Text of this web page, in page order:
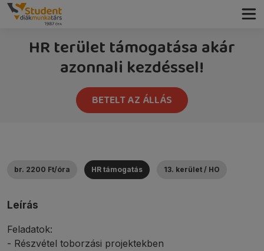
HR terület támogatása akár
azonnali kezdéssel!
BETELT AZ ÁLLÁS
br. 2200 Ft/óra HR támogatás 13. kerület / HO
Leírás
Feladatok:
- Részvétel toborzási projektekben